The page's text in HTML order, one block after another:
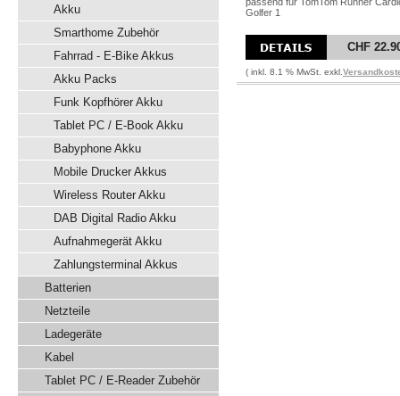
Akku
Smarthome Zubehör
Fahrrad - E-Bike Akkus
Akku Packs
Funk Kopfhörer Akku
Tablet PC / E-Book Akku
Babyphone Akku
Mobile Drucker Akkus
Wireless Router Akku
DAB Digital Radio Akku
Aufnahmegerät Akku
Zahlungsterminal Akkus
Batterien
Netzteile
Ladegeräte
Kabel
Tablet PC / E-Reader Zubehör
Golfer 1
CHF
( inkl. 8.1 % MwSt. exkl.